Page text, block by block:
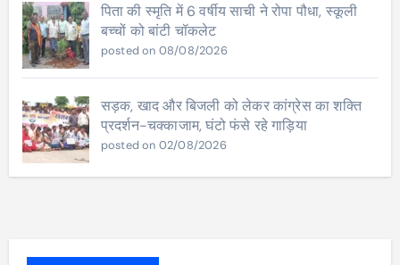
पिता की स्मृति में 6 वर्षीय साची ने रोपा पौधा, स्कूली
बच्चों को बांटी चॉकलेट
posted on 08/08/2026
सड़क, खाद और बिजली को लेकर कांग्रेस का शक्ति
प्रदर्शन-चक्काजाम, घंटो फंसे रहे गाड़िया
posted on 02/08/2026